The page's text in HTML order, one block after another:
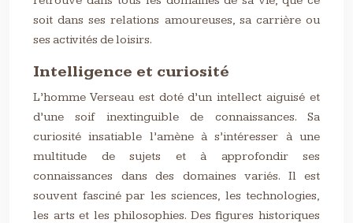
soit dans ses relations amoureuses, sa carrière ou
ses activités de loisirs.
Intelligence et curiosité
L’homme Verseau est doté d’un intellect aiguisé et
d’une soif inextinguible de connaissances. Sa
curiosité insatiable l’amène à s’intéresser à une
multitude de sujets et à approfondir ses
connaissances dans des domaines variés. Il est
souvent fasciné par les sciences, les technologies,
les arts et les philosophies. Des figures historiques